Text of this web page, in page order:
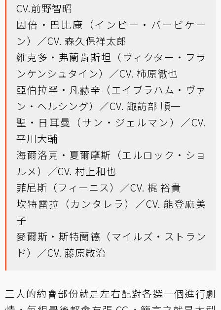
CV.前野智昭
因倍・巴比康（インピー・バービケー
ン）／CV. 森久保祥太郎
維克多・弗蘭肯斯坦（ヴィクター・フラ
ンケンシュタイン）／CV. 柿原徹也
亞伯拉罕・凡赫辛（エイブラハム・ヴァ
ン・ヘルシング）／CV. 諏訪部 順一
聖・日耳曼（サン・ジェルマン）／CV.
平川大輔
海爾洛克・夏爾摩斯（エルロック・ショ
ルメ）／CV. 村上和也
菲尼斯（フィーニス）／CV. 梶 裕貴
坎特雷拉（カンタレラ）／CV. 能登麻美
子
麥爾斯・斯特蘭德（マイルズ・ストラン
ド）／CV. 藤原啟治
三人的約會部份就是左右配對各選一個進行劇